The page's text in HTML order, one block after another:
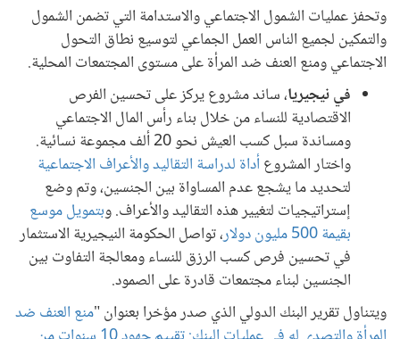
وتحفز عمليات الشمول الاجتماعي والاستدامة التي تضمن الشمول
والتمكين لجميع الناس العمل الجماعي لتوسيع نطاق التحول
الاجتماعي ومنع العنف ضد المرأة على مستوى المجتمعات المحلية.
في نيجيريا، ساند مشروع يركز على تحسين الفرص
الاقتصادية للنساء من خلال بناء رأس المال الاجتماعي
ومساندة سبل كسب العيش نحو 20 ألف مجموعة نسائية.
واختار المشروع أداة لدراسة التقاليد والأعراف الاجتماعية
لتحديد ما يشجع عدم المساواة بين الجنسين، وتم وضع
إستراتيجيات لتغيير هذه التقاليد والأعراف. وبتمويل موسع
بقيمة 500 مليون دولار
، تواصل الحكومة النيجيرية الاستثمار
في تحسين فرص كسب الرزق للنساء ومعالجة التفاوت بين
الجنسين لبناء مجتمعات قادرة على الصمود.
ويتناول تقرير البنك الدولي الذي صدر مؤخرا بعنوان "منع العنف ضد